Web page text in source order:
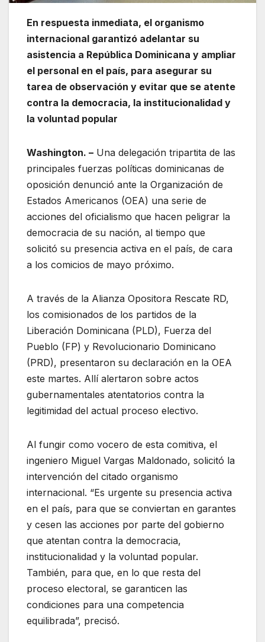
En respuesta inmediata, el organismo
internacional garantizó adelantar su
asistencia a República Dominicana y ampliar
el personal en el país, para asegurar su
tarea de observación y evitar que se atente
contra la democracia, la institucionalidad y
la voluntad popular
Washington. – Una delegación tripartita de las
principales fuerzas políticas dominicanas de
oposición denunció ante la Organización de
Estados Americanos (OEA) una serie de
acciones del oficialismo que hacen peligrar la
democracia de su nación, al tiempo que
solicitó su presencia activa en el país, de cara
a los comicios de mayo próximo.
A través de la Alianza Opositora Rescate RD,
los comisionados de los partidos de la
Liberación Dominicana (PLD), Fuerza del
Pueblo (FP) y Revolucionario Dominicano
(PRD), presentaron su declaración en la OEA
este martes. Allí alertaron sobre actos
gubernamentales atentatorios contra la
legitimidad del actual proceso electivo.
Al fungir como vocero de esta comitiva, el
ingeniero Miguel Vargas Maldonado, solicitó la
intervención del citado organismo
internacional. “Es urgente su presencia activa
en el país, para que se conviertan en garantes
y cesen las acciones por parte del gobierno
que atentan contra la democracia,
institucionalidad y la voluntad popular.
También, para que, en lo que resta del
proceso electoral, se garanticen las
condiciones para una competencia
equilibrada”, precisó.